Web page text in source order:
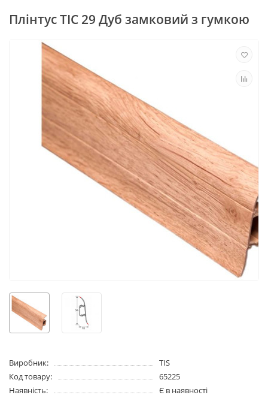
Плінтус ТІС 29 Дуб замковий з гумкою
Виробник:
TIS
Код товару:
65225
Наявність:
Є в наявності